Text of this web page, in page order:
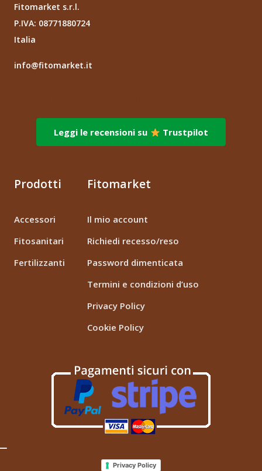
Fitomarket s.r.l.
P.IVA: 08771880724
Italia
info@fitomarket.it
Leggi le recensioni su Trustpilot
Prodotti
Accessori
Fitosanitari
Fertilizzanti
Fitomarket
Il mio account
Richiedi recesso/reso
Password dimenticata
Termini e condizioni d’uso
Privacy Policy
Cookie Policy
Privacy Policy